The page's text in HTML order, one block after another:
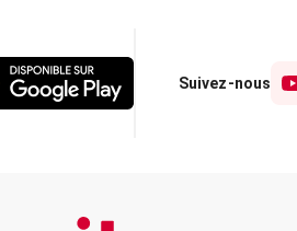
Suivez-nous